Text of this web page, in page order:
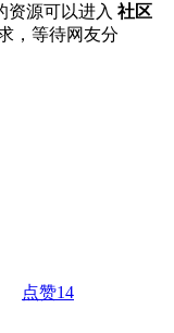
资源可以进入 社区
，等待网友分
点赞14